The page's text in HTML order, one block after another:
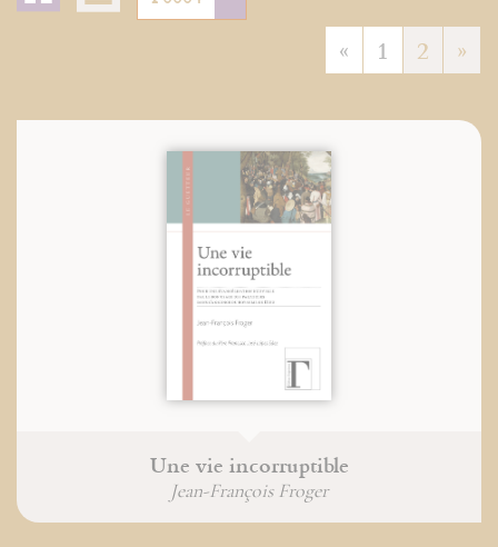
« 1 2 »
Une vie incorruptible
Jean-François Froger